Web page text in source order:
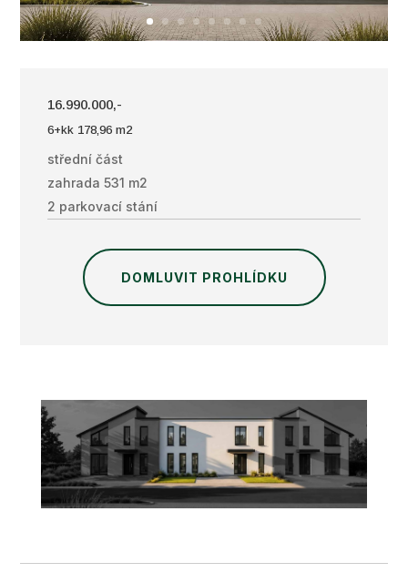
16.990.000,-
6+kk 178,96 m2
střední část
zahrada 531 m2
2 parkovací stání
DOMLUVIT PROHLÍDKU